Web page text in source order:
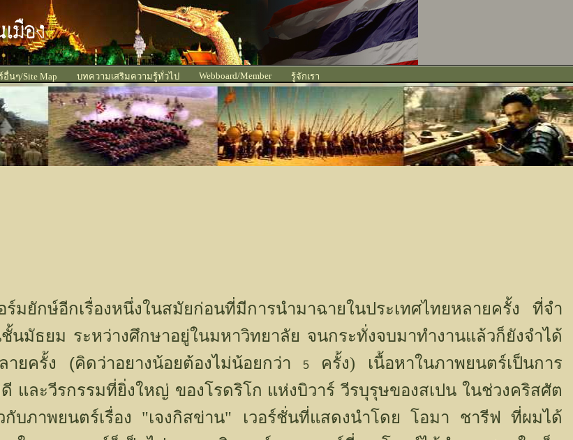
นๆ/Site Map บทความเสริมความรู้ทั่วไป Webboard/Member รู้จักเรา
มยักษ์อีกเรื่องหนึ่งในสมัยก่อนที่มีการนำมาฉายในประเทศไทยหลายครั้ง
ที่จำ
นมัธยม ระหว่างศึกษาอยู่ในมหาวิทยาลัย จนกระทั่งจบมาทำงานแล้วก็ยังจำได้
ายครั้ง (คิดว่าอยางน้อยต้องไม่น้อยกว่า 5 ครั้ง)
เนื้อหาในภาพยนตร์เป็นการ
และวีรกรรมที่ยิ่งใหญ่ ของโรดริโก แห่งบิวาร์ วีรบุรุษของสเปน ในช่วงคริสศัต
บภาพยนตร์เรื่อง "เจงกิสข่าน"
เวอร์ชั่นที่แสดงนำโดย โอมา ชารีฟ ที่ผมได้